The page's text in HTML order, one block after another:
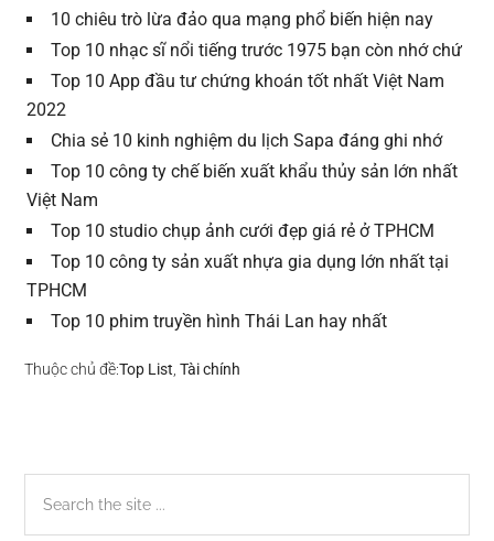
10 chiêu trò lừa đảo qua mạng phổ biến hiện nay
Top 10 nhạc sĩ nổi tiếng trước 1975 bạn còn nhớ chứ
Top 10 App đầu tư chứng khoán tốt nhất Việt Nam
2022
Chia sẻ 10 kinh nghiệm du lịch Sapa đáng ghi nhớ
Top 10 công ty chế biến xuất khẩu thủy sản lớn nhất
Việt Nam
Top 10 studio chụp ảnh cưới đẹp giá rẻ ở TPHCM
Top 10 công ty sản xuất nhựa gia dụng lớn nhất tại
TPHCM
Top 10 phim truyền hình Thái Lan hay nhất
Thuộc chủ đề:Top List ,Tài chính
Sidebar
chính
the